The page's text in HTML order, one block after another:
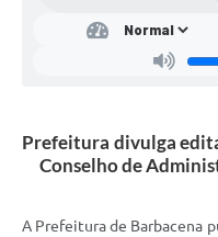
Prefeitura divulga
Conselho de
A Prefeitura de Barbacena